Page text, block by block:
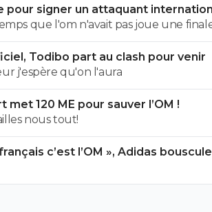
pour signer un attaquant
que l'om n'avait pas joue une
Todibo part au clash pour venir
j'espère qu'on l'aura
met 120 ME pour sauver l’OM !
nous tout!
c’est l’OM », Adidas